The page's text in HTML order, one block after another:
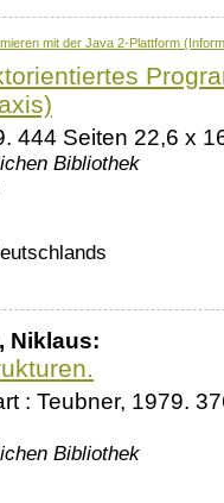
444 Seiten 22,6 x
Bibliothek
Niklaus:
: Teubner, 1979.
Bibliothek